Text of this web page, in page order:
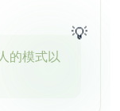
💡
的模式以